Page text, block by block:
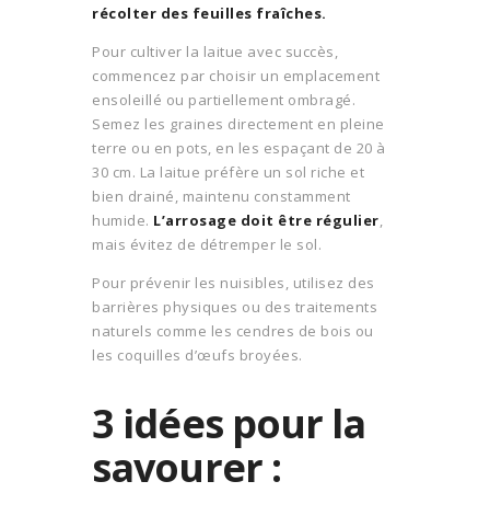
récolter des feuilles fraîches.
Pour cultiver la laitue avec succès,
commencez par choisir un emplacement
ensoleillé ou partiellement ombragé.
Semez les graines directement en pleine
terre ou en pots, en les espaçant de 20 à
30 cm. La laitue préfère un sol riche et
bien drainé, maintenu constamment
humide. L’arrosage doit être régulier,
mais évitez de détremper le sol.
Pour prévenir les nuisibles, utilisez des
barrières physiques ou des traitements
naturels comme les cendres de bois ou
les coquilles d’œufs broyées.
3 idées pour la
savourer :